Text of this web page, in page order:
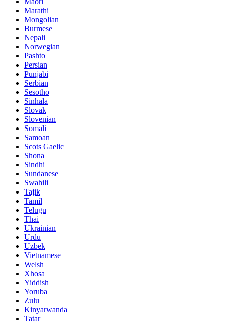
Marathi
Mongolian
Burmese
Nepali
Norwegian
Pashto
Persian
Punjabi
Serbian
Sesotho
Sinhala
Slovak
Slovenian
Somali
Samoan
Scots Gaelic
Shona
Sindhi
Sundanese
Swahili
Tajik
Tamil
Telugu
Thai
Ukrainian
Urdu
Uzbek
Vietnamese
Welsh
Xhosa
Yiddish
Yoruba
Zulu
Kinyarwanda
Tatar